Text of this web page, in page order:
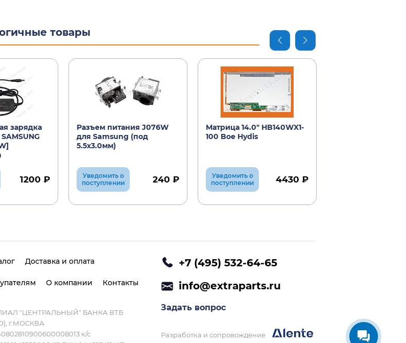
товары
зарядка
1200 ₽
Разъем питания J076W
для Samsung (под
5.5х3.0мм)
Уведомить о
поступлении
240 ₽
Матрица 14.0" HB140WX1-
100 Boe Hydis
Уведомить о
поступлении
4430 ₽
Доставка и оплата
О компании Контакты
"ЦЕНТРАЛЬНЫЙ" БАНКА ВТБ
г.МОСКВА
к/с
+7 (495) 532-64-65
info@extraparts.ru
Задать вопрос
Разработка и сопровождение